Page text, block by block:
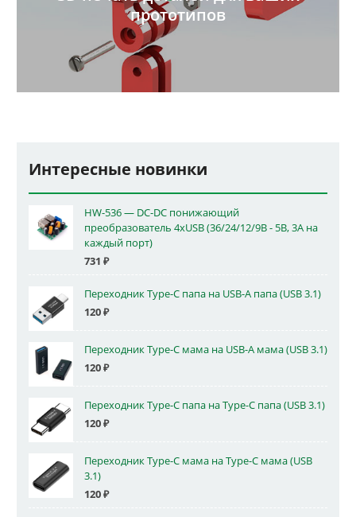
прототипов
Интересные новинки
HW-536 — DC-DC понижающий
преобразователь 4xUSB (36/24/12/9В - 5В, 3А на
каждый порт)
731 ₽
Переходник Type-C папа на USB-A папа (USB 3.1)
120₽
Переходник Type-C мама на USB-A мама (USB 3.1)
120₽
Переходник Type-C папа на Type-C папа (USB 3.1)
120₽
Переходник Type-C мама на Type-C мама (USB
3.1)
120₽